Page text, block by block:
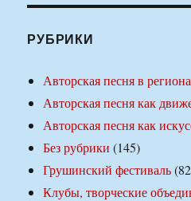
РУБРИКИ
Авторская песня в
Авторская песня как
Авторская песня как
Без рубрики (145)
Грушинский фестиваль
Клубы, творческие